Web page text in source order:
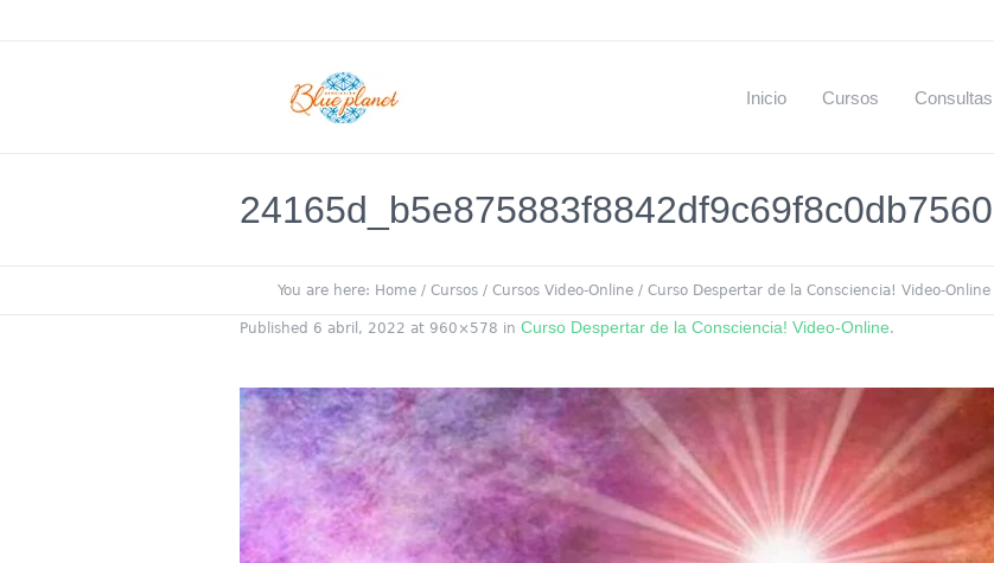
Inicio Cursos Consultas
You are here: Home / Cursos / Cursos Video-Online / Curso Despertar de la Consciencia! Video-Online
Published 6 abril, 2022 at 960×578 in Curso Despertar de la Consciencia! Video-Online.